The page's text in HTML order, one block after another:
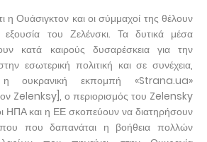
η Ουάσιγκτον και οι σύμμαχοί της θέλουν
του Ζελένσκι. Τα δυτικά μέσα
κατά καιρούς δυσαρέσκεια για την
εσωτερική πολιτική και σε συνέχεια,
η ουκρανική εκπομπή «Strana.ua»
Zelenksy], ο περιορισμός του Zelensky
οι ΗΠΑ και η ΕΕ σκοπεύουν να διατηρήσουν
που δαπανάται η βοήθεια πολλών